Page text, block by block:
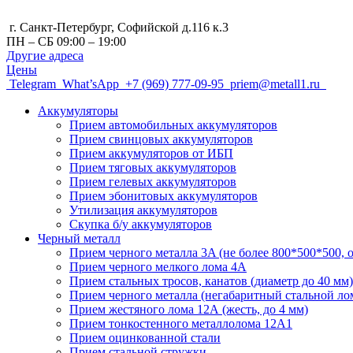
г. Санкт-Петербург, Cофийской д.116 к.3
ПН – СБ 09:00 – 19:00
Другие адреса
Цены
Telegram What’sApp +7 (969) 777-09-95 priem@metall1.ru
Аккумуляторы
Прием автомобильных аккумуляторов
Прием свинцовых аккумуляторов
Прием аккумуляторов от ИБП
Прием тяговых аккумуляторов
Прием гелевых аккумуляторов
Прием эбонитовых аккумуляторов
Утилизация аккумуляторов
Скупка б/у аккумуляторов
Черный металл
Прием черного металла 3A (не более 800*500*500,
Прием черного мелкого лома 4А
Прием стальных тросов, канатов (диаметр до 40 мм)
Прием черного металла (негабаритный стальной
Прием жестяного лома 12А (жесть, до 4 мм)
Прием тонкостенного металлолома 12А1
Прием оцинкованной стали